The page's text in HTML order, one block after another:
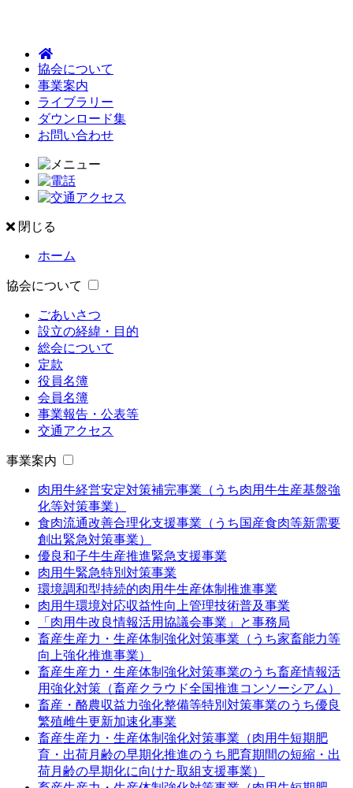
協会について
事業案内
ライブラリー
ダウンロード集
お問い合わせ
閉じる
ホーム
協会について
ごあいさつ
設立の経緯・目的
総会について
定款
役員名簿
会員名簿
事業報告・公表等
交通アクセス
事業案内
肉用牛経営安定対策補完事業（うち肉用牛生産基盤強
化等対策事業）
食肉流通改善合理化支援事業（うち国産食肉等新需要
創出緊急対策事業）
優良和子牛生産推進緊急支援事業
肉用牛緊急特別対策事業
環境調和型持続的肉用牛生産体制推進事業
肉用牛環境対応収益性向上管理技術普及事業
「肉用牛改良情報活用協議会事業」と事務局
畜産生産力・生産体制強化対策事業（うち家畜能力等
向上強化推進事業）
畜産生産力・生産体制強化対策事業のうち畜産情報活
用強化対策（畜産クラウド全国推進コンソーシアム）
畜産・酪農収益力強化整備等特別対策事業のうち優良
繁殖雌牛更新加速化事業
畜産生産力・生産体制強化対策事業（肉用牛短期肥
育・出荷月齢の早期化推進のうち肥育期間の短縮・出
荷月齢の早期化に向けた取組支援事業）